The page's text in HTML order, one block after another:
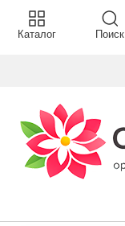
Каталог Поиск